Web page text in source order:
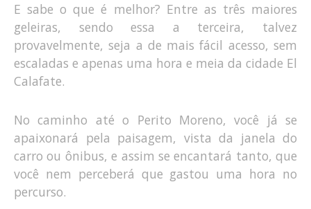
E sabe o que é melhor? Entre as três maiores
geleiras, sendo essa a terceira, talvez
provavelmente, seja a de mais fácil acesso, sem
escaladas e apenas uma hora e meia da cidade El
Calafate.
No caminho até o Perito Moreno, você já se
apaixonará pela paisagem, vista da janela do
carro ou ônibus, e assim se encantará tanto, que
você nem perceberá que gastou uma hora no
percurso.